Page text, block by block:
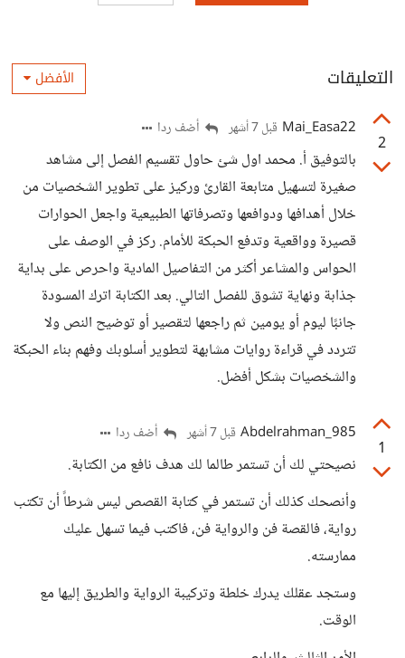
التعليقات الأفضل
2
Mai_Easa22 قبل 7 أشهر أضف ردا
بالتوفيق أ. محمد اول شئ حاول تقسيم الفصل إلى مشاهد
صغيرة لتسهيل متابعة القارئ وركيز على تطوير الشخصيات من
خلال أهدافها ودوافعها وتصرفاتها الطبيعية واجعل الحوارات
قصيرة وواقعية وتدفع الحبكة للأمام. ركز في الوصف على
الحواس والمشاعر أكثر من التفاصيل المادية واحرص على بداية
جذابة ونهاية تشوق للفصل التالي. بعد الكتابة اترك المسودة
جانبًا ليوم أو يومين ثم راجعها لتقصير أو توضيح النص ولا
تتردد في قراءة روايات مشابهة لتطوير أسلوبك وفهم بناء الحبكة
والشخصيات بشكل أفضل.
1
Abdelrahman_985 قبل 7 أشهر أضف ردا
نصيحتي لك أن تستمر طالما لك هدف نافع من الكتابة.
وأنصحك كذلك أن تستمر في كتابة القصص ليس شرطاً أن تكتب
رواية، فالقصة فن والرواية فن، فاكتب فيما تسهل عليك
ممارسته.
وستجد عقلك يدرك خلطة وتركيبة الرواية والطريق إليها مع
الوقت.